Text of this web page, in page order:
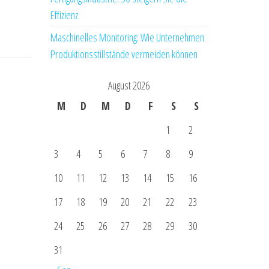
Effizienz
Maschinelles Monitoring: Wie Unternehmen
Produktionsstillstände vermeiden können
August 2026
M
D M D F S
S
1
2
3
4 5 6 7 8
9
10
11 12 13 14 15
16
17
18 19 20 21 22
23
24
25 26 27 28 29
30
31